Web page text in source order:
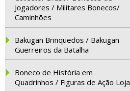
Jogadores / Militares Bonecos/
Caminhões
Bakugan Brinquedos / Bakugan
Guerreiros da Batalha
Boneco de História em
Quadrinhos / Figuras de Ação Loja